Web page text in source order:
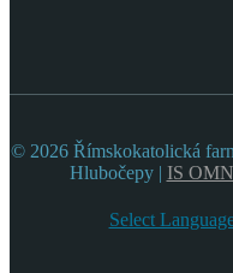
© 2026 Římskokatolická
Hlubočepy | IS
Select